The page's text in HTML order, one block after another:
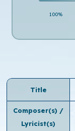
100%
Title
Composer(s) /
Lyricist(s)